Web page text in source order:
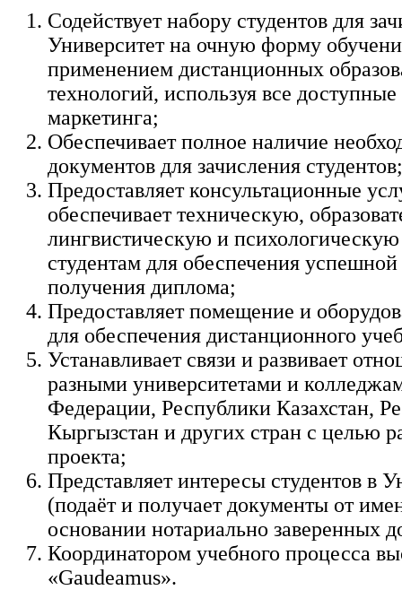
Содействует набору студентов для
Университет на очную форму
применением дистанционных
технологий, используя все доступные
маркетинга;
Обеспечивает полное наличие
документов для зачисления студентов;
Предоставляет консультационные
обеспечивает техническую,
лингвистическую и
студентам для обеспечения
получения диплома;
Предоставляет помещение и
для обеспечения дистанционного
Устанавливает связи и развивает
разными университетами и
Федерации, Республики Казахстан,
Кыргызстан и других стран с целью
проекта;
Представляет интересы студентов в
(подаёт и получает документы от
основании нотариально заверенных
Координатором учебного процесса
«Gaudeamus».